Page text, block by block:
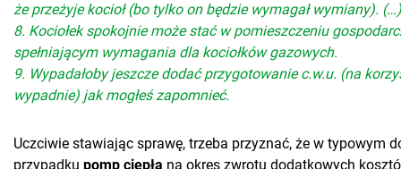
że przeżyje kocioł (bo tylko on będzie wymagał wymiany). (…)
8. Kociołek spokojnie może stać w pomieszczeniu
spełniającym wymagania dla kociołków gazowych.
9. Wypadałoby jeszcze dodać przygotowanie c.w.u. (na
wypadnie) jak mogłeś zapomnieć.
Uczciwie stawiając sprawę, trzeba przyznać, że w typowym
przypadku pomp ciepła na okres zwrotu dodatkowych